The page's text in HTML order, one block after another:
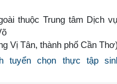
thuộc Trung tâm Dịch
Vị Tân, thành phố Cần Thơ)
tuyển chọn thực tập